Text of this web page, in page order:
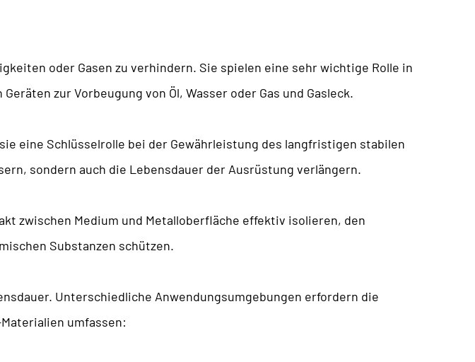
oder Gasen zu verhindern. Sie spielen eine sehr wichtige Rolle in
zur Vorbeugung von Öl, Wasser oder Gas und Gasleck.
eine Schlüsselrolle bei der Gewährleistung des langfristigen stabilen
sondern auch die Lebensdauer der Ausrüstung verlängern.
zwischen Medium und Metalloberfläche effektiv isolieren, den
Substanzen schützen.
Unterschiedliche Anwendungsumgebungen erfordern die
umfassen: